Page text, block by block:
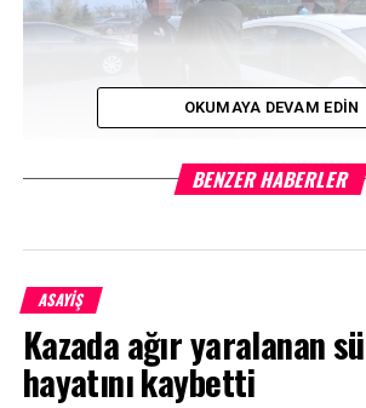
Facebook Yorumları
OKUMAYA DEVAM EDIN
BENZER HABERLER
ASAYİŞ
Kazada ağır yaralanan
hayatını kaybetti